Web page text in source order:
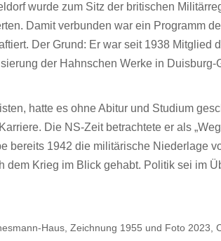
wurde zum Sitz der britischen
Damit verbunden war ein Programm
Der Grund: Er war seit 1938 Mitglied
der Hahnschen Werke in Duisburg-
hatte es ohne Abitur und Studium
Die NS-Zeit betrachtete er als
bereits 1942 die militärische Niederlage
dem Krieg im Blick gehabt. Politik sei im
Haus, Zeichnung 1955 und Foto 2023,